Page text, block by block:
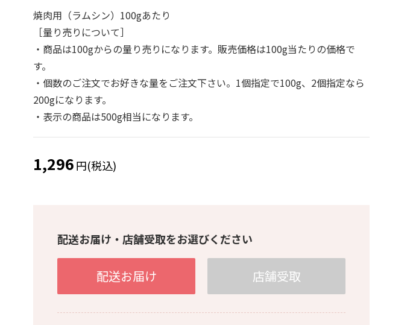
焼肉用（ラムシン）100gあたり
［量り売りについて］
・商品は100gからの量り売りになります。販売価格は100g当たりの価格で
す。
・個数のご注文でお好きな量をご注文下さい。1個指定で100g、2個指定なら
200gになります。
・表示の商品は500g相当になります。
1,296円(税込)
配送お届け・店舗受取をお選びください
配送お届け 店舗受取